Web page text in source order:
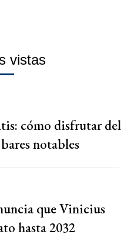
vistas
cómo disfrutar del
notables
que Vinicius
hasta 2032